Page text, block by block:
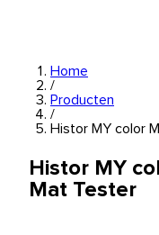
Home
/
Producten
/
Histor MY color
Histor MY
Mat Tester